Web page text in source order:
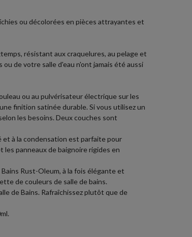
ou décolorées en pièces attrayantes et
résistant aux craquelures, au pelage et
de votre salle d'eau n'ont jamais été aussi
ou au pulvérisateur électrique sur les
finition satinée durable. Si vous utilisez un
les besoins. Deux couches sont
et à la condensation est parfaite pour
panneaux de baignoire rigides en
Rust-Oleum, à la fois élégante et
de couleurs de salle de bains.
de Bains. Rafraîchissez plutôt que de